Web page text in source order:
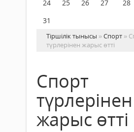
24
25 26 27 28
31
Тіршілік тынысы »Спорт »
түрлерінен жарыс өтті
Спорт
түрлерінен
жарыс өтті